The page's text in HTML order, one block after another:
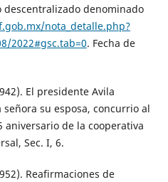
denominado
nota_detalle.php?
2022#gsc.tab=0. Fecha de
El presidente Avila
su esposa, concurrio al
de la cooperativa
Sec. I, 6.
Reafirmaciones de